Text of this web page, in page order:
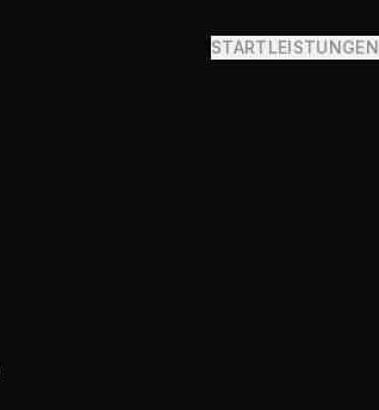
STARTLEISTUNGEN